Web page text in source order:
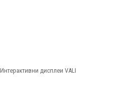
Интерактивни дисплеи VALI